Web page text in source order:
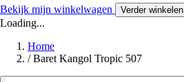
Bekijk mijn winkelwagen Verder winkelen
Loading...
Home
/ Baret Kangol Tropic 507